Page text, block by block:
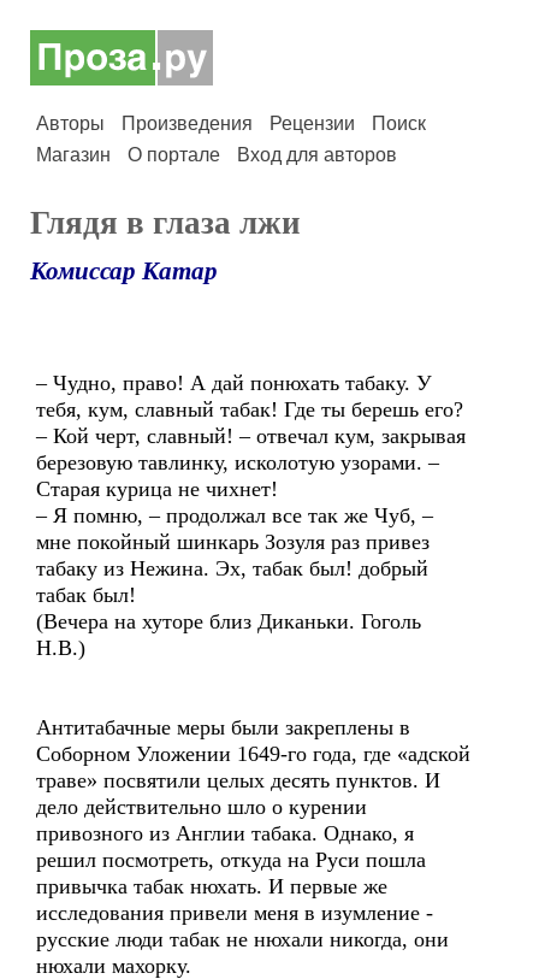
Авторы Произведения Рецензии
Поиск
Магазин
О портале Вход для авторов
Глядя в глаза лжи
Комиссар Катар
– Чудно, право! А дай понюхать табаку. У
тебя, кум, славный табак! Где ты берешь его?
– Кой черт, славный! – отвечал кум, закрывая
березовую тавлинку, исколотую узорами. –
Старая курица не чихнет!
– Я помню, – продолжал все так же Чуб, –
мне покойный шинкарь Зозуля раз привез
табаку из Нежина. Эх, табак был! добрый
табак был!
(Вечера на хуторе близ Диканьки. Гоголь
Н.В.)
Антитабачные меры были закреплены в
Соборном Уложении 1649-го года, где «адской
траве» посвятили целых десять пунктов. И
дело действительно шло о курении
привозного из Англии табака. Однако, я
решил посмотреть, откуда на Руси пошла
привычка табак нюхать. И первые же
исследования привели меня в изумление -
русские люди табак не нюхали никогда, они
нюхали махорку.